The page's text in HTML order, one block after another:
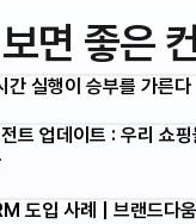
면 좋은
실행이 승부를 가른다
트 업데이트 : 우리 쇼
도입 사례 | 브랜드다